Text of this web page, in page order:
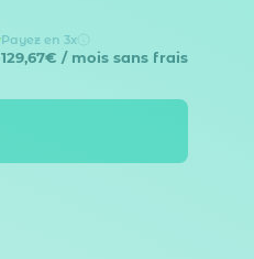
Payez en 3x
129,67€ / mois sans frais